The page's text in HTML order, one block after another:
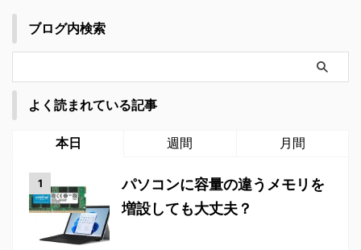
ブログ内検索
よく読まれている記事
本日 週間 月間
パソコンに容量の違うメモリを
増設しても大丈夫？